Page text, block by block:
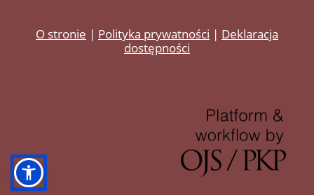
O stronie | Polityka prywatności | Deklaracja
dostępności